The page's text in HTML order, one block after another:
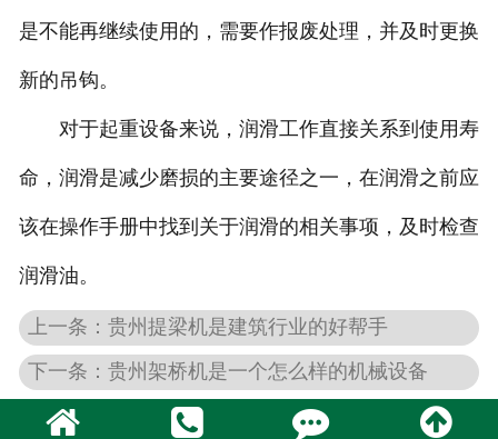
是不能再继续使用的，需要作报废处理，并及时更换
新的吊钩。
对于起重设备来说，润滑工作直接关系到使用寿
命，润滑是减少磨损的主要途径之一，在润滑之前应
该在操作手册中找到关于润滑的相关事项，及时检查
润滑油。
上一条：贵州提梁机是建筑行业的好帮手
下一条：贵州架桥机是一个怎么样的机械设备